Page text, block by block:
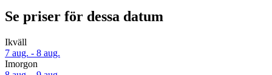
Se priser för dessa datum
Ikväll
7 aug. - 8 aug.
Imorgon